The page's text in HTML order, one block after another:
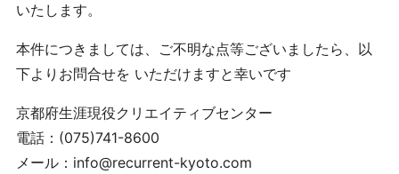
いたします。
本件につきましては、ご不明な点等ございましたら、以
下よりお問合せを いただけますと幸いです
京都府生涯現役クリエイティブセンター
電話：(075)741-8600
メール：info@recurrent-kyoto.com